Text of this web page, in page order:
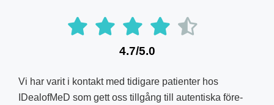
4.7/5.0
Vi har varit i kontakt med tidigare patienter hos
IDealofMeD som gett oss tillgång till autentiska före-